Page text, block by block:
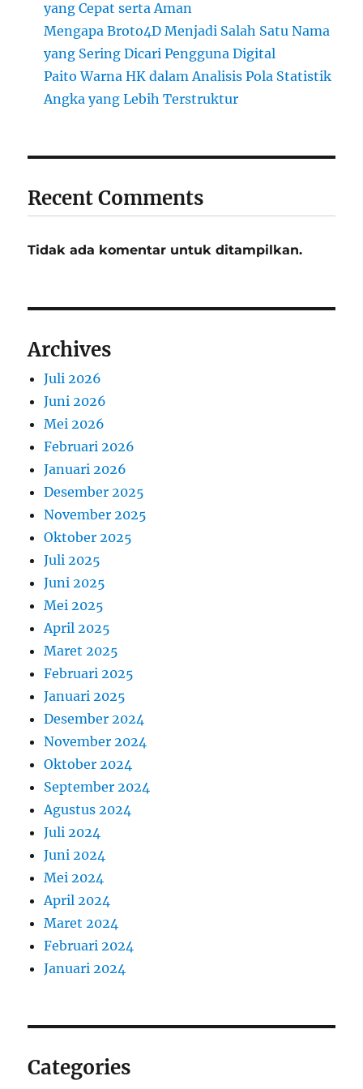
yang Cepat serta Aman
Mengapa Broto4D Menjadi Salah Satu Nama
yang Sering Dicari Pengguna Digital
Paito Warna HK dalam Analisis Pola Statistik
Angka yang Lebih Terstruktur
Recent Comments
Tidak ada komentar untuk ditampilkan.
Archives
Juli 2026
Juni 2026
Mei 2026
Februari 2026
Januari 2026
Desember 2025
November 2025
Oktober 2025
Juli 2025
Juni 2025
Mei 2025
April 2025
Maret 2025
Februari 2025
Januari 2025
Desember 2024
November 2024
Oktober 2024
September 2024
Agustus 2024
Juli 2024
Juni 2024
Mei 2024
April 2024
Maret 2024
Februari 2024
Januari 2024
Categories